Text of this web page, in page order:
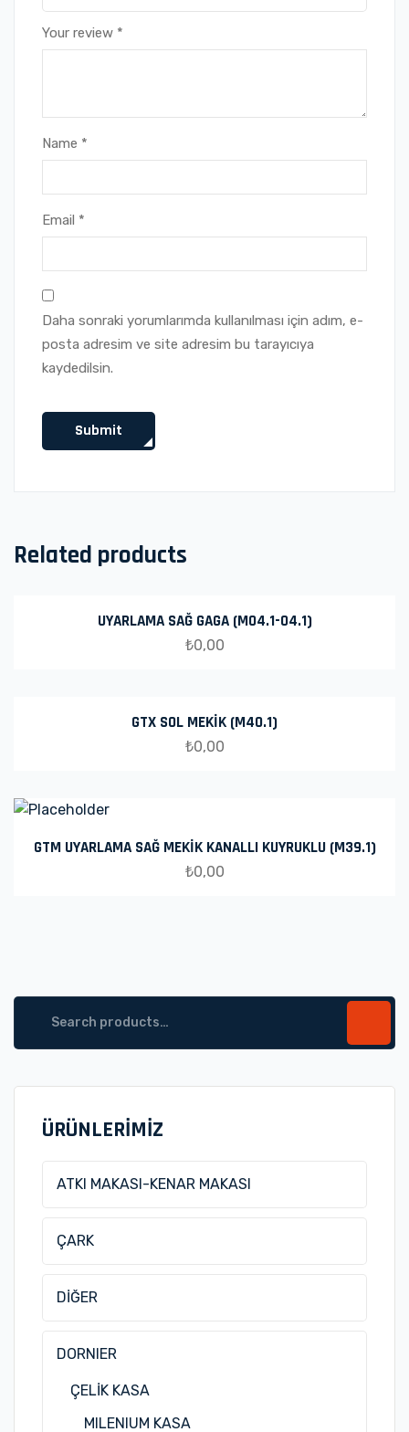
Your review *
Name *
Email *
Daha sonraki yorumlarımda kullanılması için adım, e-
posta adresim ve site adresim bu tarayıcıya
kaydedilsin.
Related products
UYARLAMA SAĞ GAGA (M04.1-04.1)
₺0,00
GTX SOL MEKİK (M40.1)
₺0,00
GTM UYARLAMA SAĞ MEKİK KANALLI KUYRUKLU (M39.1)
₺0,00
ÜRÜNLERİMİZ
ATKI MAKASI-KENAR MAKASI
ÇARK
DİĞER
DORNIER
ÇELİK KASA
MILENIUM KASA